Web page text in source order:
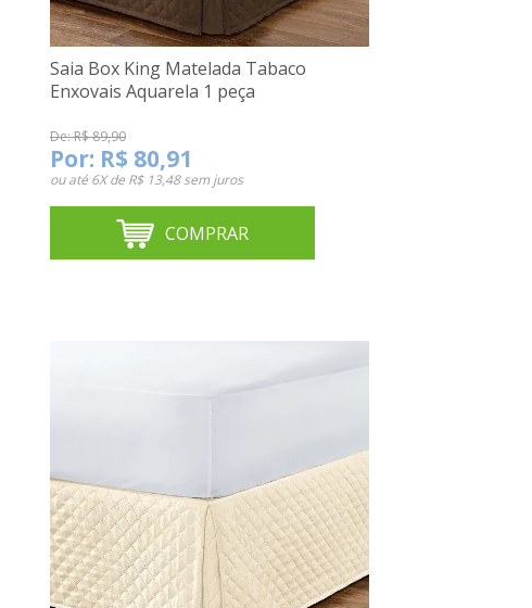
Saia Box King Matelada Tabaco
Enxovais Aquarela 1 peça
De: R$ 89,90
Por: R$ 80,91
ou até 6X de R$ 13,48sem juros
COMPRAR